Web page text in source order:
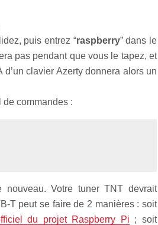
puis entrez “raspberry” dans le
pas pendant que vous le tapez, et
clavier Azerty donnera alors un
commandes :
nouveau. Votre tuner TNT devrait
T peut se faire de 2 manières : soit
du projet Raspberry Pi ; soit